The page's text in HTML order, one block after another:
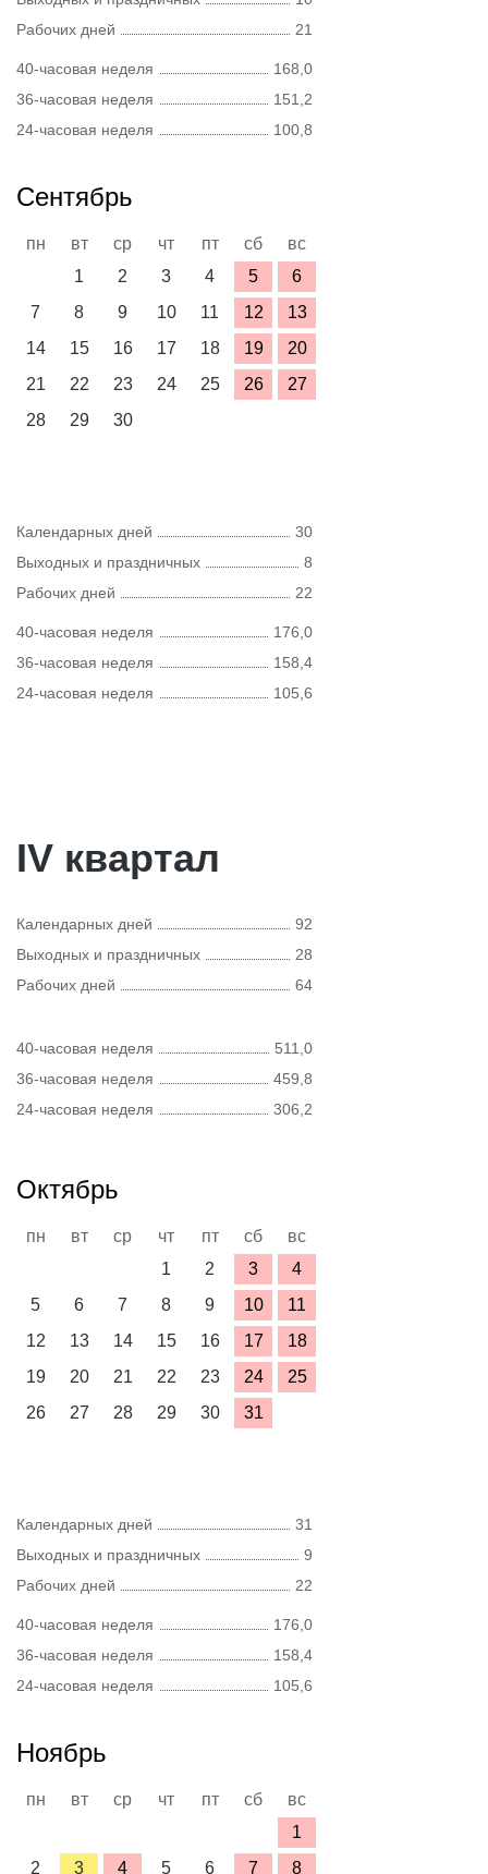
Рабочих дней
21
40-часовая неделя
168,0
36-часовая неделя
151,2
24-часовая неделя
100,8
Сентябрь
пн вт ср чт пт сб
вс
1
2 3 4 5
6
7
8 9 10 11 12
13
14
15 16 17 18 19
20
21
22 23 24 25 26
27
28
29 30
Календарных дней
30
Выходных и праздничных
8
Рабочих дней
22
40-часовая неделя
176,0
36-часовая неделя
158,4
24-часовая неделя
105,6
IV квартал
Календарных дней
92
Выходных и праздничных
28
Рабочих дней
64
40-часовая неделя
511,0
36-часовая неделя
459,8
24-часовая неделя
306,2
Октябрь
пн вт ср чт пт сб
вс
1
2 3
4
5
6 7 8 9 10
11
12
13 14 15 16 17
18
19
20 21 22 23 24
25
26
27 28 29 30 31
Календарных дней
31
Выходных и праздничных
9
Рабочих дней
22
40-часовая неделя
176,0
36-часовая неделя
158,4
24-часовая неделя
105,6
Ноябрь
пн вт ср чт пт сб
вс
1
2
3 4 5 6 7 8